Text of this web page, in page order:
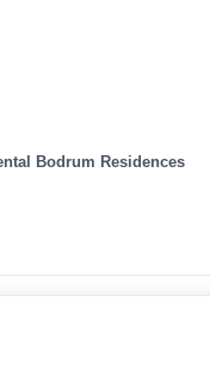
Bodrum Residences